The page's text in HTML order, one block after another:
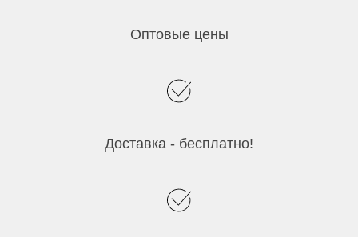
Оптовые цены
Доставка - бесплатно!